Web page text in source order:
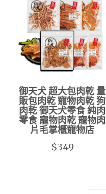
御天犬 超大包肉乾 量
販包肉乾 寵物肉乾 狗
肉乾 御天犬零食 純肉
零食 寵物肉乾 寵物肉
片毛掌櫃寵物店
$349